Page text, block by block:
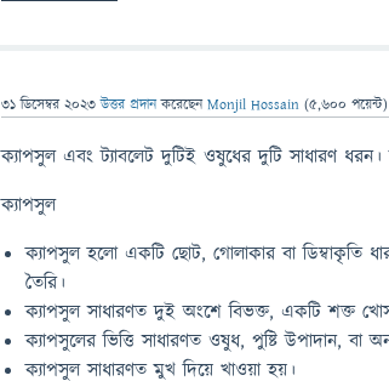
31 ডিসেম্বর 2023 উত্তর প্রদান করেছেনMonjil Hossain (5,600 পয়েন্ট)
ক্যাপসুল এবং ট্যাবলেট দুটিই ওষুধের দুটি সাধারণ
ক্যাপসুল
ক্যাপসুল হলো একটি ছোট, গোলাকার বা ডিম্বাকৃতি
তৈরি।
ক্যাপসুল সাধারণত দুই অংশে বিভক্ত, একটি শক্ত
ক্যাপসুলের ভিত্তি সাধারণত ওষুধ, পুষ্টি উপাদান, বা
ক্যাপসুল সাধারণত মুখ দিয়ে খাওয়া হয়।